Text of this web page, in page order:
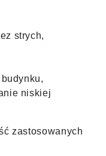
strych,
niskiej
zastosowanych